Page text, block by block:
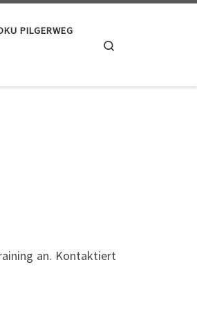
PILGERWEG
an. Kontaktiert